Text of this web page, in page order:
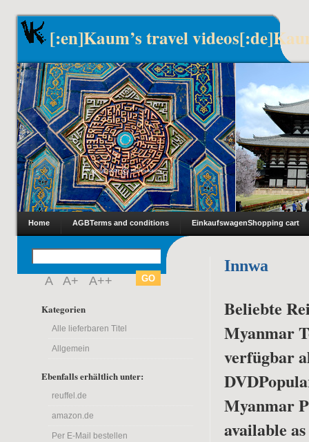
[:en]Kaum’s travel
Home AGBTerms and conditions EinkaufswagenShopping cart
A A+ A++
Kategorien
Alle lieferbaren Titel
Allgemein
Ebenfalls erhältlich unter:
reuffel.de
amazon.de
Per E-Mail bestellen
Innwa
Beliebte
Myanmar
verfügbar
DVD
Myanmar
available